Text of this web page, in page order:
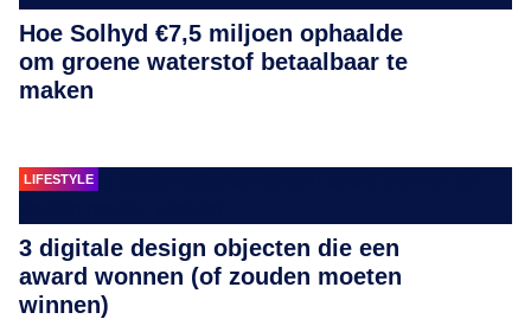
Hoe Solhyd €7,5 miljoen ophaalde
om groene waterstof betaalbaar te
maken
LIFESTYLE
3 digitale design objecten die een
award wonnen (of zouden moeten
winnen)